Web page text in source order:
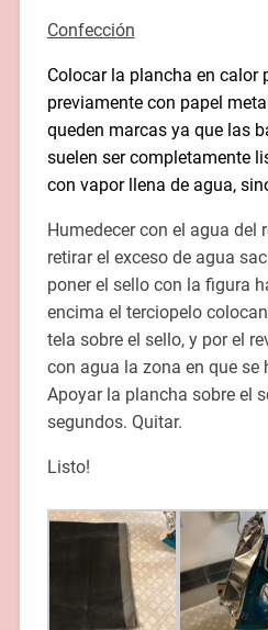
Confección
Colocar la plancha en calor
previamente con papel
queden marcas ya que las
suelen ser completamente
con vapor llena de agua,
Humedecer con el agua del
retirar el exceso de agua
poner el sello con la figura
encima el terciopelo
tela sobre el sello, y por el
con agua la zona en que se
Apoyar la plancha sobre el
segundos. Quitar.
Listo!